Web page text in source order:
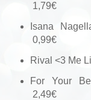
1,79€
Isana
0,99€
Rival <3 Me
For Your
2,49€